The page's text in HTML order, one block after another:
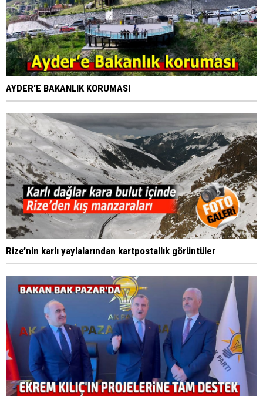
AYDER'E BAKANLIK KORUMASI
Rize’nin karlı yaylalarından kartpostallık görüntüler